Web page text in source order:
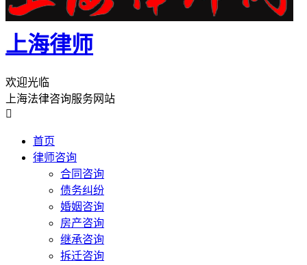
上海律师
欢迎光临
上海法律咨询服务网站

首页
律师咨询
合同咨询
债务纠纷
婚姻咨询
房产咨询
继承咨询
拆迁咨询